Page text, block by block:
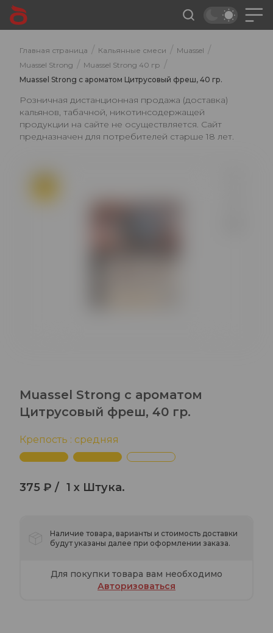
Главная страница / Кальянные смеси / Muassel /
Muassel Strong / Muassel Strong 40 гр /
Muassel Strong с ароматом Цитрусовый фреш, 40 гр.
Розничная дистанционная продажа (доставка)
кальянов, табачной, никотинсодержащей
продукции на сайте не осуществляется. Сайт
предназначен для потребителей старше 18 лет.
Muassel Strong с ароматом
Цитрусовый фреш, 40 гр.
Крепость : средняя
375 ₽ / 1 x Штука.
Наличие товара, варианты и стоимость доставки
будут указаны далее при оформлении заказа.
Для покупки товара вам необходимо
Авторизоваться